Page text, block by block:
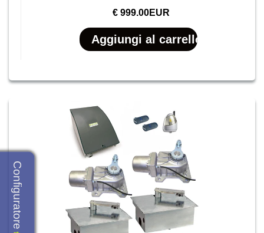
€ 999.00EUR
Configuratore